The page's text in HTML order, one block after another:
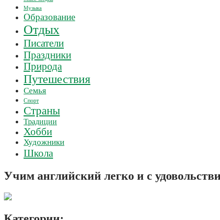
Музыка
Образование
Отдых
Писатели
Праздники
Природа
Путешествия
Семья
Спорт
Страны
Традиции
Хобби
Художники
Школа
Учим английский легко и с